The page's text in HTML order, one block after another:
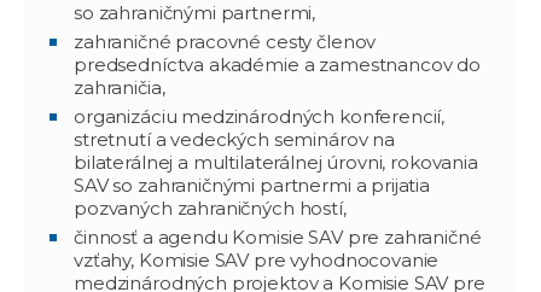
so zahraničnými partnermi,
zahraničné pracovné cesty členov
predsedníctva akadémie a zamestnancov do
zahraničia,
organizáciu medzinárodných konferencií,
stretnutí a vedeckých seminárov na
bilaterálnej a multilaterálnej úrovni, rokovania
SAV so zahraničnými partnermi a prijatia
pozvaných zahraničných hostí,
činnosť a agendu Komisie SAV pre zahraničné
vzťahy, Komisie SAV pre vyhodnocovanie
medzinárodných projektov a Komisie SAV pre